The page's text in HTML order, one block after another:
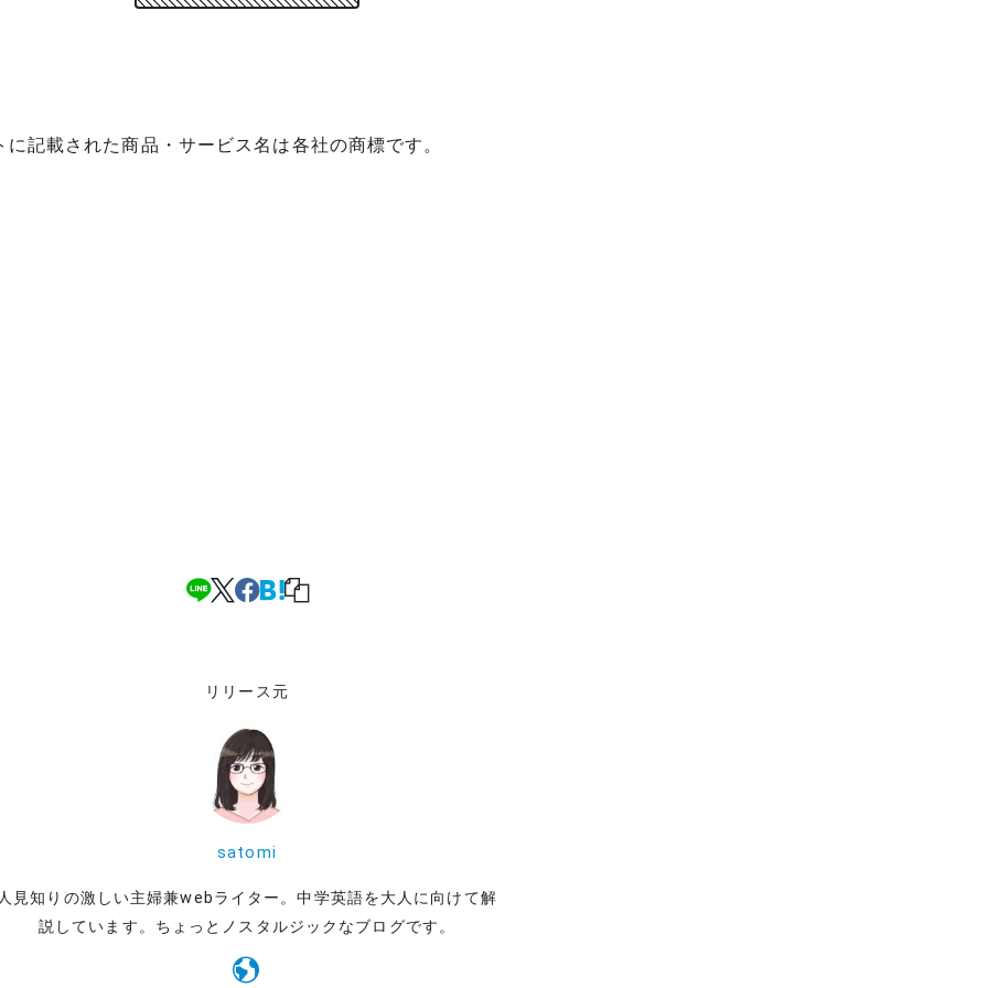
に記載された商品・サービス名は各社の商標です。
リリース元
satomi
人見知りの激しい主婦兼webライター。中学英語を大人に向けて解
説しています。ちょっとノスタルジックなブログです。